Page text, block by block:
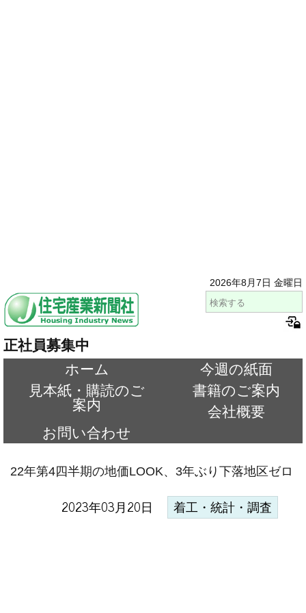
2026年8月7日 金曜日
正社員募集中
ホーム
今週の紙面
見本紙・購読のご
案内
書籍のご案内
会社概要
お問い合わせ
22年第4四半期の地価LOOK、3年ぶり下落地区ゼロ
2023年03月20日 着工・統計・調査